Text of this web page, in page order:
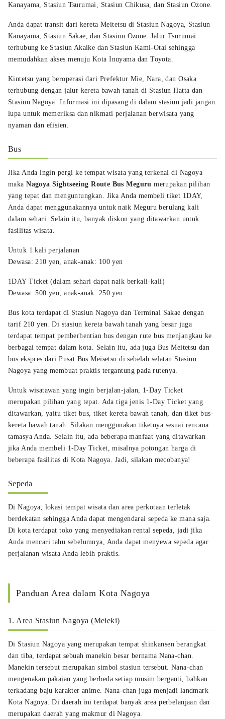
Kanayama, Stasiun Tsurumai, Stasiun Chikusa, dan Stasiun Ozone.
Anda dapat transit dari kereta Meitetsu di Stasiun Nagoya, Stasiun
Kanayama, Stasiun Sakae, dan Stasiun Ozone. Jalur Tsurumai
terhubung ke Stasiun Akaike dan Stasiun Kami-Otai sehingga
memudahkan akses menuju Kota Inuyama dan Toyota.
Kintetsu yang beroperasi dari Prefektur Mie, Nara, dan Osaka
terhubung dengan jalur kereta bawah tanah di Stasiun Hatta dan
Stasiun Nagoya. Informasi ini dipasang di dalam stasiun jadi jangan
lupa untuk memeriksa dan nikmati perjalanan berwisata yang
nyaman dan efisien.
Bus
Jika Anda ingin pergi ke tempat wisata yang terkenal di Nagoya
makaNagoya Sightseeing Route Bus Meguru merupakan pilihan
yang tepat dan menguntungkan. Jika Anda membeli tiket 1DAY,
Anda dapat menggunakannya untuk naik Meguru berulang kali
dalam sehari. Selain itu, banyak diskon yang ditawarkan untuk
fasilitas wisata.
Untuk 1 kali perjalanan
Dewasa: 210 yen, anak-anak: 100 yen
1DAY Ticket (dalam sehari dapat naik berkali-kali)
Dewasa: 500 yen, anak-anak: 250 yen
Bus kota terdapat di Stasiun Nagoya dan Terminal Sakae dengan
tarif 210 yen. Di stasiun kereta bawah tanah yang besar juga
terdapat tempat pemberhentian bus dengan rute bus menjangkau ke
berbagai tempat dalam kota. Selain itu, ada juga Bus Meitetsu dan
bus ekspres dari Pusat Bus Meisetsu di sebelah selatan Stasiun
Nagoya yang membuat praktis tergantung pada rutenya.
Untuk wisatawan yang ingin berjalan-jalan, 1-Day Ticket
merupakan pilihan yang tepat. Ada tiga jenis 1-Day Ticket yang
ditawarkan, yaitu tiket bus, tiket kereta bawah tanah, dan tiket bus-
kereta bawah tanah. Silakan menggunakan tiketnya sesuai rencana
tamasya Anda. Selain itu, ada beberapa manfaat yang ditawarkan
jika Anda membeli 1-Day Ticket, misalnya potongan harga di
beberapa fasilitas di Kota Nagoya. Jadi, silakan mecobanya!
Sepeda
Di Nagoya, lokasi tempat wisata dan area perkotaan terletak
berdekatan sehingga Anda dapat mengendarai sepeda ke mana saja.
Di kota terdapat toko yang menyediakan rental sepeda, jadi jika
Anda mencari tahu sebelumnya, Anda dapat menyewa sepeda agar
perjalanan wisata Anda lebih praktis.
Panduan Area dalam Kota Nagoya
1. Area Stasiun Nagoya (Meieki)
Di Stasiun Nagoya yang merupakan tempat shinkansen berangkat
dan tiba, terdapat sebuah manekin besar bernama Nana-chan.
Manekin tersebut merupakan simbol stasiun tersebut. Nana-chan
mengenakan pakaian yang berbeda setiap musim berganti, bahkan
terkadang baju karakter anime. Nana-chan juga menjadi landmark
Kota Nagoya. Di daerah ini terdapat banyak area perbelanjaan dan
merupakan daerah yang makmur di Nagoya.